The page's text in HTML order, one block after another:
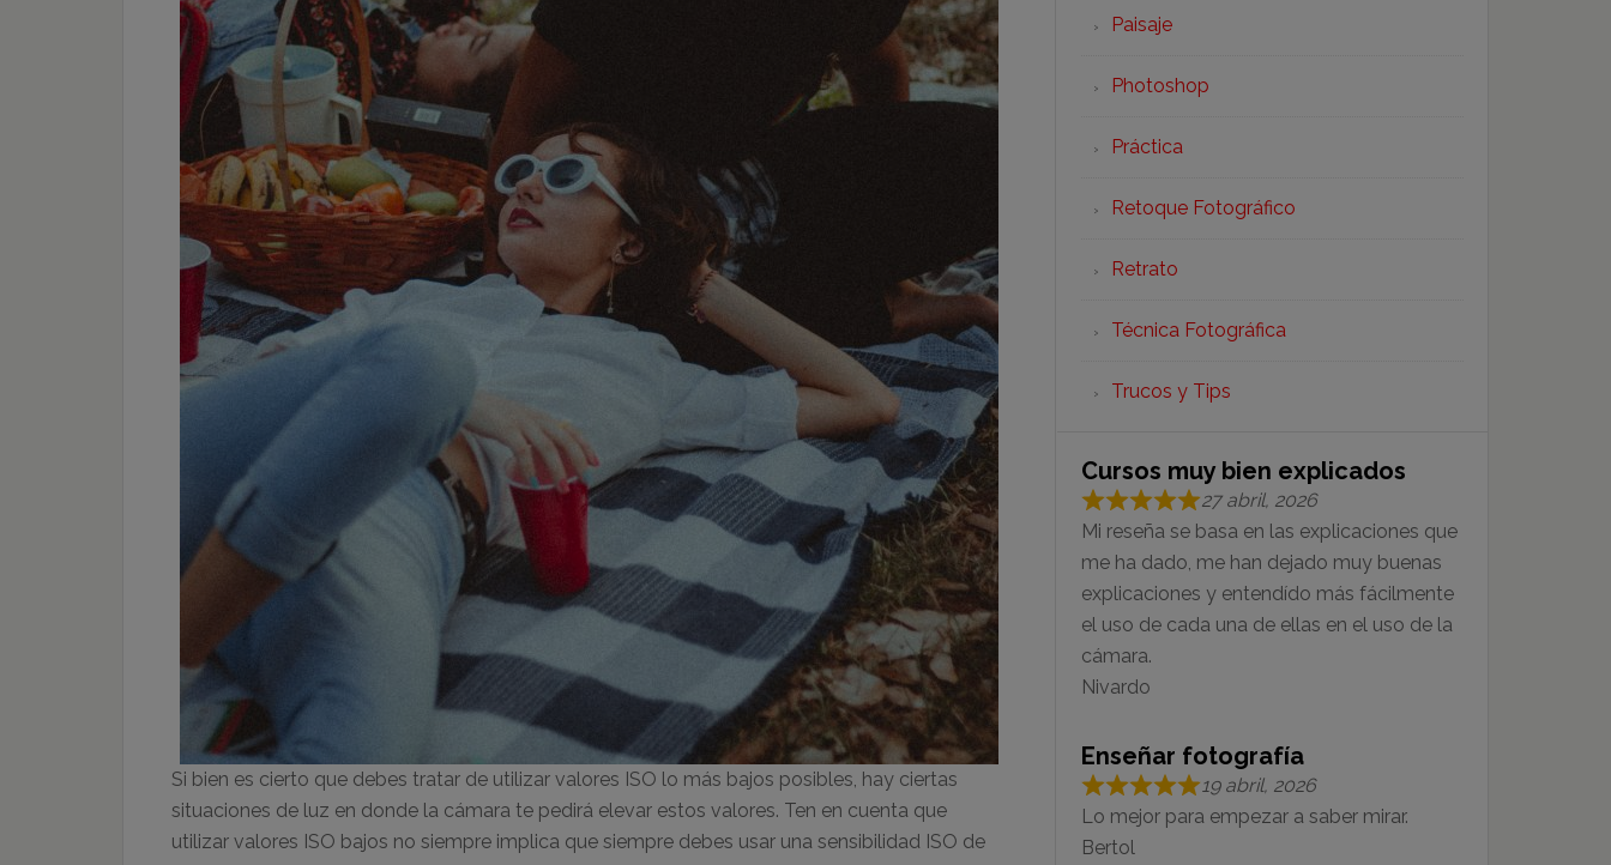
Si bien es cierto que debes tratar de utilizar valores ISO lo más bajos posibles, hay ciertas
situaciones de luz en donde la cámara te pedirá elevar estos valores. Ten en cuenta que
utilizar valores ISO bajos no siempre implica que siempre debes usar una sensibilidad ISO de
Paisaje
Photoshop
Práctica
Retoque Fotográfico
Retrato
Técnica Fotográfica
Trucos y Tips
Cursos muy bien explicados
27 abril, 2026
Mi reseña se basa en las explicaciones que
me ha dado, me han dejado muy buenas
explicaciones y entendído más fácilmente
el uso de cada una de ellas en el uso de la
cámara.
Nivardo
Enseñar fotografía
19 abril, 2026
Lo mejor para empezar a saber mirar.
Bertol